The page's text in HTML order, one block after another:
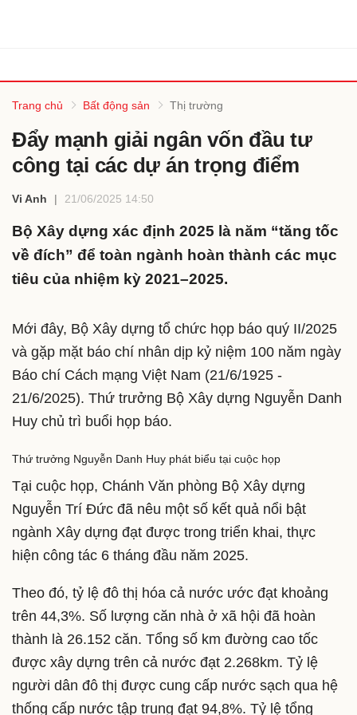
Trang chủ Bất động sản Thị trường
Đẩy mạnh giải ngân vốn đầu tư
công tại các dự án trọng điểm
Vi Anh 21/06/2025 14:50
Bộ Xây dựng xác định 2025 là năm “tăng tốc
về đích” để toàn ngành hoàn thành các mục
tiêu của nhiệm kỳ 2021–2025.
Mới đây, Bộ Xây dựng tổ chức họp báo quý II/2025
và gặp mặt báo chí nhân dịp kỷ niệm 100 năm ngày
Báo chí Cách mạng Việt Nam (21/6/1925 -
21/6/2025). Thứ trưởng Bộ Xây dựng Nguyễn Danh
Huy chủ trì buổi họp báo.
Thứ trưởng Nguyễn Danh Huy phát biểu tại cuộc họp
Tại cuộc họp, Chánh Văn phòng Bộ Xây dựng
Nguyễn Trí Đức đã nêu một số kết quả nổi bật
ngành Xây dựng đạt được trong triển khai, thực
hiện công tác 6 tháng đầu năm 2025.
Theo đó, tỷ lệ đô thị hóa cả nước ước đạt khoảng
trên 44,3%. Số lượng căn nhà ở xã hội đã hoàn
thành là 26.152 căn. Tổng số km đường cao tốc
được xây dựng trên cả nước đạt 2.268km. Tỷ lệ
người dân đô thị được cung cấp nước sạch qua hệ
thống cấp nước tập trung đạt 94,8%. Tỷ lệ tổng